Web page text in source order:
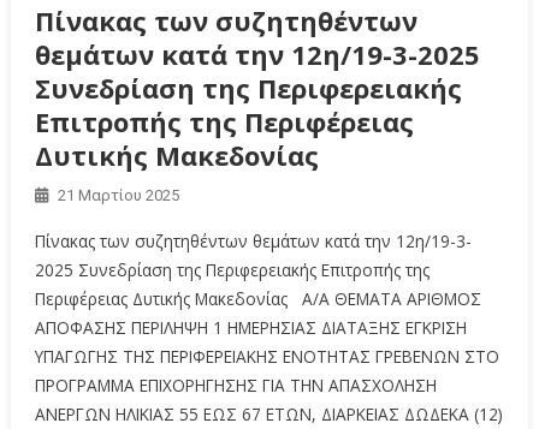
Πίνακας των συζητηθέντων
θεμάτων κατά την 12η/19-3-2025
Συνεδρίαση της Περιφερειακής
Επιτροπής της Περιφέρειας
Δυτικής Μακεδονίας
21 Μαρτίου 2025
Πίνακας των συζητηθέντων θεμάτων κατά την 12η/19-3-
2025 Συνεδρίαση της Περιφερειακής Επιτροπής της
Περιφέρειας Δυτικής Μακεδονίας Α/Α ΘΕΜΑΤΑ ΑΡΙΘΜΟΣ
ΑΠΟΦΑΣΗΣ ΠΕΡΙΛΗΨΗ 1 ΗΜΕΡΗΣΙΑΣ ΔΙΑΤΑΞΗΣ ΕΓΚΡΙΣΗ
ΥΠΑΓΩΓΗΣ ΤΗΣ ΠΕΡΙΦΕΡΕΙΑΚΗΣ ΕΝΟΤΗΤΑΣ ΓΡΕΒΕΝΩΝ ΣΤΟ
ΠΡΟΓΡΑΜΜΑ ΕΠΙΧΟΡΗΓΗΣΗΣ ΓΙΑ ΤΗΝ ΑΠΑΣΧΟΛΗΣΗ
ΑΝΕΡΓΩΝ ΗΛΙΚΙΑΣ 55 ΕΩΣ 67 ΕΤΩΝ, ΔΙΑΡΚΕΙΑΣ ΔΩΔΕΚΑ (12)